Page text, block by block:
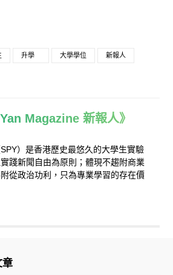
升學 大學學位 新報人
Magazine 新報人》
）是香港歷史最悠久的大學生實驗
踐新聞自由為原則；體現不趨附商業
從政治功利，只為專業學習的存在價
章